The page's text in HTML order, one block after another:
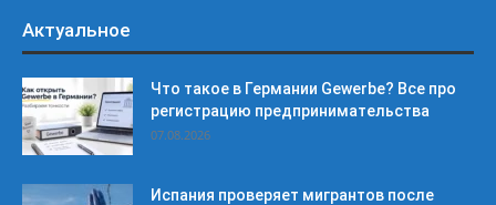
Актуальное
Что такое в Германии Gewerbe? Все про
регистрацию предпринимательства
07.08.2026
Испания проверяет мигрантов после